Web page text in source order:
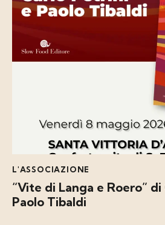
L'ASSOCIAZIONE
“Vite di Langa e Roero”
Paolo Tibaldi